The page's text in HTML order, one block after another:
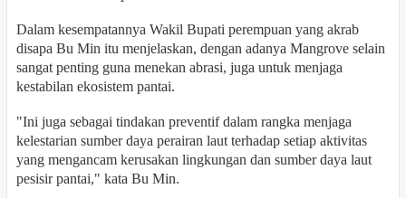
Dalam kesempatannya Wakil Bupati perempuan yang akrab
disapa Bu Min itu menjelaskan, dengan adanya Mangrove selain
sangat penting guna menekan abrasi, juga untuk menjaga
kestabilan ekosistem pantai.
"Ini juga sebagai tindakan preventif dalam rangka menjaga
kelestarian sumber daya perairan laut terhadap setiap aktivitas
yang mengancam kerusakan lingkungan dan sumber daya laut
pesisir pantai," kata Bu Min.